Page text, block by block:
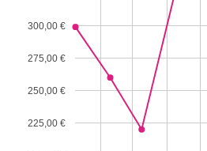
225,00 €
250,00 €
275,00 €
300,00 €